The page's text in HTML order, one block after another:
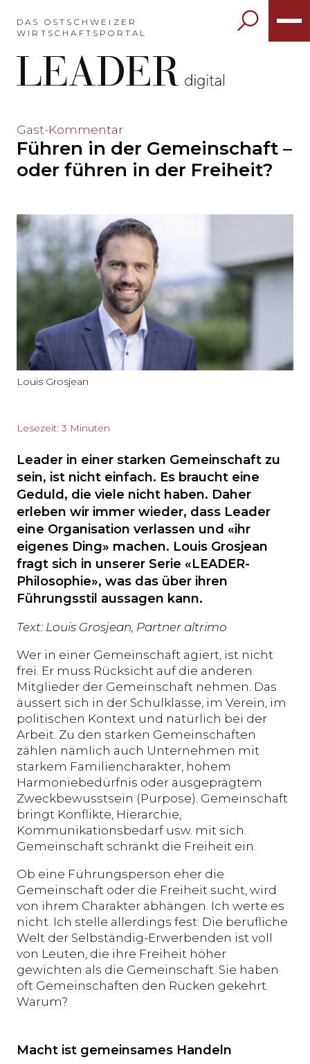
das
Hauptmenü
auslassen
und
Inhalt
springen?
DAS OSTSCHWEIZER
WIRTSCHAFTSPORTAL
Möchten
Hauptinhalt
direkt
zum
Seitenende
springen?
Gast-Kommentar
Führen in der Gemeinschaft –
oder führen in der Freiheit?
Louis Grosjean
Lesezeit: 3 Minuten
Leader in einer starken Gemeinschaft zu
sein, ist nicht einfach. Es braucht eine
Geduld, die viele nicht haben. Daher
erleben wir immer wieder, dass Leader
eine Organisation verlassen und «ihr
eigenes Ding» machen. Louis Grosjean
fragt sich in unserer Serie «LEADER-
Philosophie», was das über ihren
Führungsstil aussagen kann.
Text: Louis Grosjean, Partner altrimo
Wer in einer Gemeinschaft agiert, ist nicht
frei. Er muss Rücksicht auf die anderen
Mitglieder der Gemeinschaft nehmen. Das
äussert sich in der Schulklasse, im Verein, im
politischen Kontext und natürlich bei der
Arbeit. Zu den starken Gemeinschaften
zählen nämlich auch Unternehmen mit
starkem Familiencharakter, hohem
Harmoniebedürfnis oder ausgeprägtem
Zweckbewusstsein (Purpose). Gemeinschaft
bringt Konflikte, Hierarchie,
Kommunikationsbedarf usw. mit sich.
Gemeinschaft schränkt die Freiheit ein.
Ob eine Führungsperson eher die
Gemeinschaft oder die Freiheit sucht, wird
von ihrem Charakter abhängen. Ich werte es
nicht. Ich stelle allerdings fest: Die berufliche
Welt der Selbständig-Erwerbenden ist voll
von Leuten, die ihre Freiheit höher
gewichten als die Gemeinschaft. Sie haben
oft Gemeinschaften den Rücken gekehrt.
Warum?
Macht ist gemeinsames Handeln